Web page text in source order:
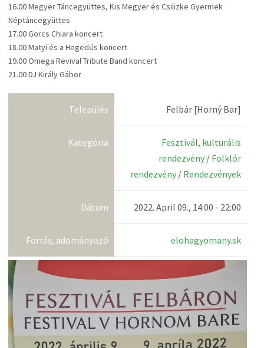
16.00 Megyer Táncegyüttes, Kis Megyer és Csilizke Gyermek
Néptáncegyüttes
17.00 Görcs Chiara koncert
18.00 Matyi és a Hegedűs koncert
19.00 Omega Revival Tribute Band koncert
21.00 DJ Király Gábor
Település Felbár [Horný Bar]
Kategória
Fesztivál, kulturális
rendezvény / Folklór
rendezvény / Rendezvények
Dátum 2022. April 09., 14:00 - 22:00
Forrás, adományozó elohagyomany.sk